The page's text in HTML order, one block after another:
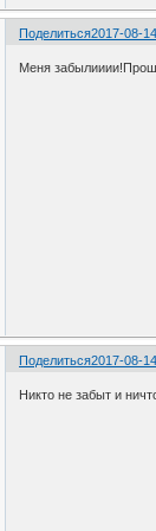
Поделиться2017-08-
Меня
Поделиться2017-08-
Никто не забыт и